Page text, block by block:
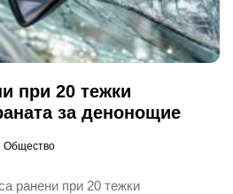
при 20 тежки
за денонощие
Общество
ранени при 20 тежки